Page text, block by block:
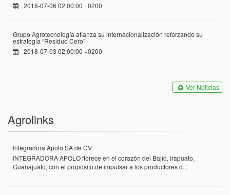
2018-07-06 02:00:00 +0200
Grupo Agrotecnología afianza su internacionalización reforzando su
estrategia “Residuo Cero”
2018-07-03 02:00:00 +0200
Ver Noticias
Agrolinks
Integradora Apolo SA de CV
INTEGRADORA APOLO florece en el corazón del Bajío, Irapuato,
Guanajuato, con el propósito de impulsar a los productores d...